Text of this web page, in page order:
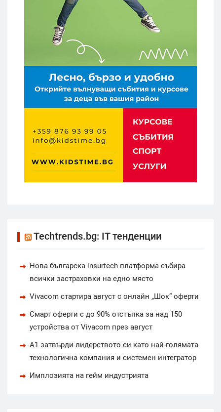
Techtrends.bg: IT тенденции
Нова българска insurtech платформа събира
всички застраховки на едно място
Vivacom стартира август с онлайн „Шок“ оферти
Смарт оферти с до 90% отстъпка за над 150
устройства от Vivacom през август
А1 затвърди лидерството си като най-голямата
технологична компания и системен интегратор
Имплозията на гейм индустрията